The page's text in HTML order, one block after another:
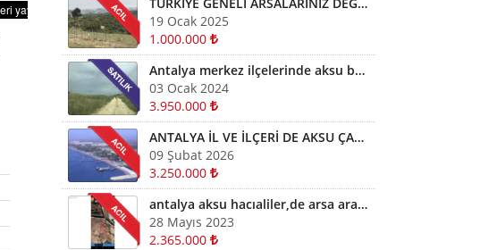
19 Ocak 2025
1.000.000
Antalya merkez ilçelerinde aksu başta diğer ilçelerde satılık imarlı müstail tapulu arsa
03 Ocak 2024
3.950.000
ANTALYA İL VE İLÇERİ DE AKSU ÇAMKÖYDE ARSALARINIZ AYNI GÜN NAKİTE ÇEVRİLİR
09 Şubat 2026
3.250.000
antalya aksu hacıaliler,de arsa arazi fiyatları kelepir arazi ve arsalar
28 Mayıs 2023
2.365.000